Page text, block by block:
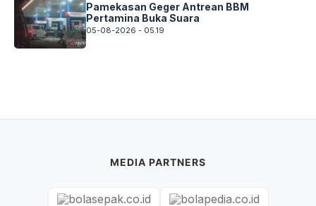
Pamekasan Geger Antrean BBM
Pertamina Buka Suara
05-08-2026 - 05.19
MEDIA PARTNERS